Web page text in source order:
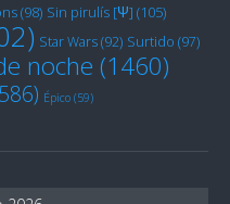
(98) Sin pirulís [Ψ] (105)
Star Wars(92) Surtido (97)
noche (1460)
Épico (59)